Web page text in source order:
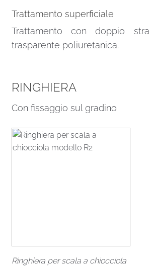
Trattamento superficiale
Trattamento con doppio
trasparente poliuretanica.
RINGHIERA
Con fissaggio sul gradino
Ringhiera per scala a chiocciola